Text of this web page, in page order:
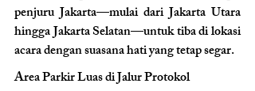
penjuru Jakarta—mulai dari Jakarta Utara
hingga Jakarta Selatan—untuk tiba di lokasi
acara dengan suasana hati yang tetap segar.
Area Parkir Luas di Jalur Protokol